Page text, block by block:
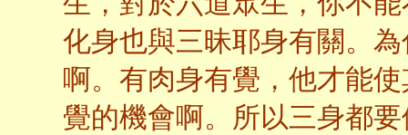
化身也與三昧耶身有關。
啊。有肉身有覺，他才能
覺的機會啊。所以三身都